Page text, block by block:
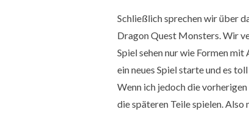
Schließlich sprechen wir über
Dragon Quest Monsters. Wir
Spiel sehen nur wie Formen
ein neues Spiel starte und es
Wenn ich jedoch die
die späteren Teile spielen. Also